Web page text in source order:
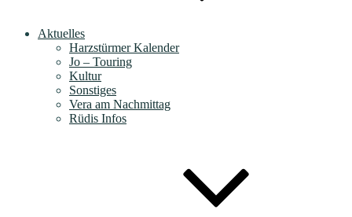
Aktuelles
Harzstürmer Kalender
Jo – Touring
Kultur
Sonstiges
Vera am Nachmittag
Rüdis Infos